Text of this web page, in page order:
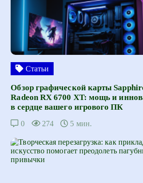
Статьи
Обзор графической карты
Radeon RX 6700 XT: мощь и
в сердце вашего игрового ПК
0 274 5 мин.